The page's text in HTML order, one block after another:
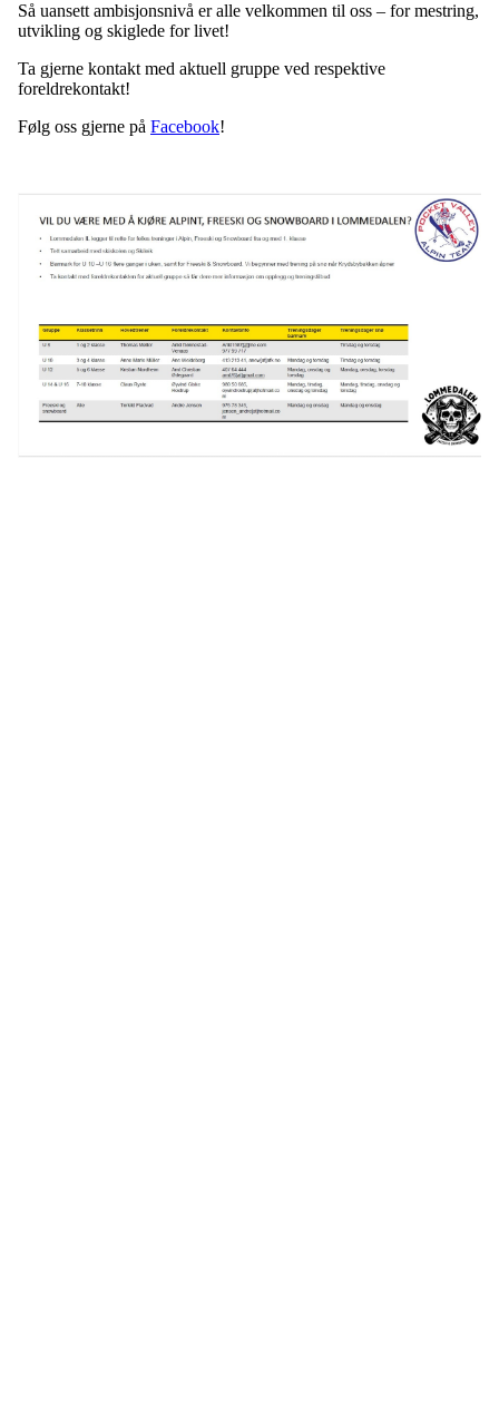
Så uansett ambisjonsnivå er alle velkommen til oss – for mestring,
utvikling og skiglede for livet!
Ta gjerne kontakt med aktuell gruppe ved respektive
foreldrekontakt!
Følg oss gjerne på Facebook!